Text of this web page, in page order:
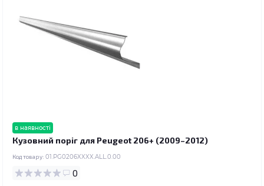
в наявності
Кузовний поріг для Peugeot 206+ (2009–2012)
Код товару: 01.PG0206XXXX.ALL.0.00
0